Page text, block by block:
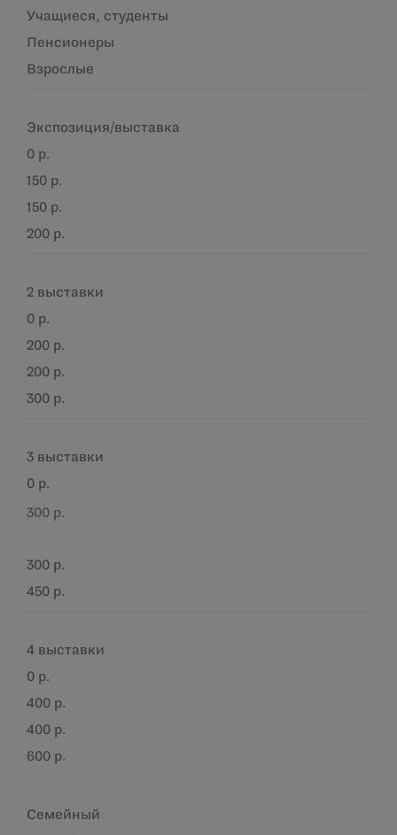
Учащиеся, студенты
Пенсионеры
Взрослые
Экспозиция/выставка
0 р.
150 р.
150 р.
200 р.
2 выставки
0 р.
200 р.
200 р.
300 р.
3 выставки
0 р.
300 р.
300 р.
450 р.
4 выставки
0 р.
400 р.
400 р.
600 р.
Семейный